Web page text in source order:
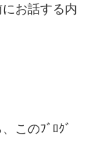
お話する内
このﾌﾞﾛｸﾞ